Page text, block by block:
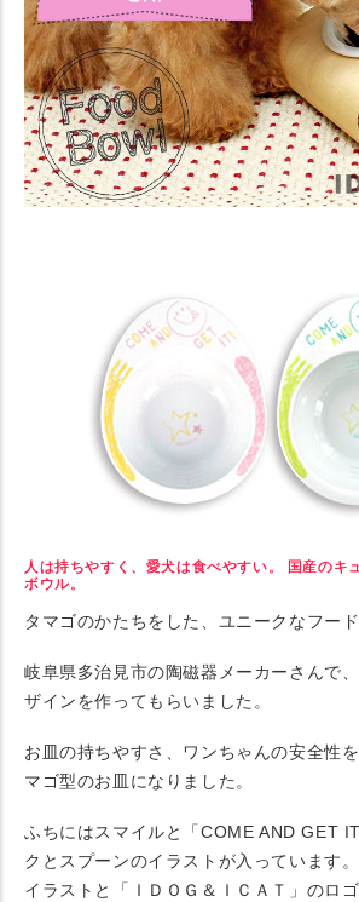
人は持ちやすく、愛犬は食べやすい。 国産のキ
ボウル。
タマゴのかたちをした、ユニークなフード
岐阜県多治見市の陶磁器メーカーさんで
ザインを作ってもらいました。
お皿の持ちやすさ、ワンちゃんの安全性
マゴ型のお皿になりました。
ふちにはスマイルと「COME AND GET
クとスプーンのイラストが入っています
イラストと「ＩＤＯＧ＆ＩＣＡＴ」のロ